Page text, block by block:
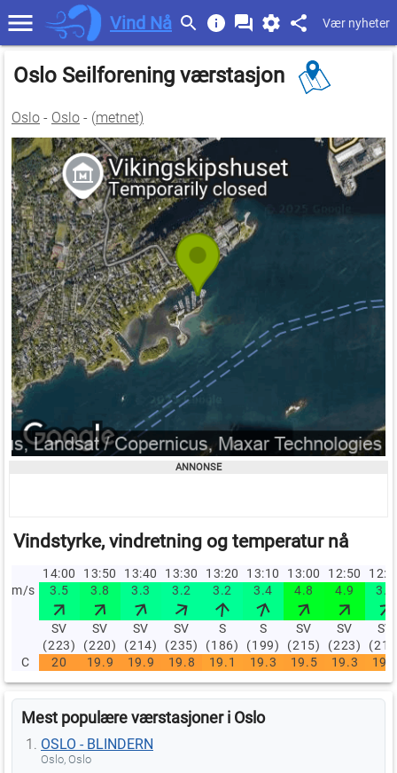
Vind Nå Vær nyheter
Oslo Seilforening værstasjon
Oslo - Oslo - (metnet)
Vindstyrke, vindretning og temperatur nå
14:00 13:50 13:40 13:30 13:20 13:10 13:00 12:50
m/s
3.5 3.8 3.3 3.2 3.2 3.4 4.8 4.9 3.5
SV
(223)
SV
(220)
SV
(214)
SV
(235)
S
(186)
S
(199)
SV
(215)
SV
(223)
SV
C
20 19.9 19.9 19.8 19.1 19.3 19.5 19.3
Mest populære værstasjoner i Oslo
OSLO - BLINDERN
Oslo, Oslo